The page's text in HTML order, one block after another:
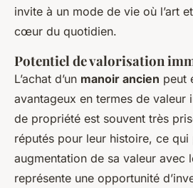
invite à un mode de vie où l’art
cœur du quotidien.
Potentiel de valorisation
L’achat d’un manoir ancien peut
avantageux en termes de valeur
de propriété est souvent très
réputés pour leur histoire, ce
augmentation de sa valeur avec
représente une opportunité